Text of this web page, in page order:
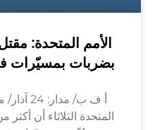
بضربات بمسيّرات